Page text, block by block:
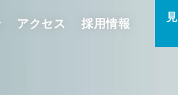
アクセス 採用情報